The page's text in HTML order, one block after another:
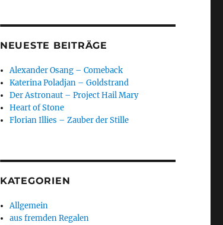
NEUESTE BEITRÄGE
Alexander Osang – Comeback
Katerina Poladjan – Goldstrand
Der Astronaut – Project Hail Mary
Heart of Stone
Florian Illies – Zauber der Stille
KATEGORIEN
Allgemein
aus fremden Regalen